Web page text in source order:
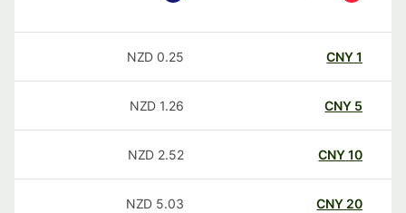
CNY
0.25
NZD
CNY
1.26
NZD
CNY
2.52
NZD
20
CNY
5.03
NZD